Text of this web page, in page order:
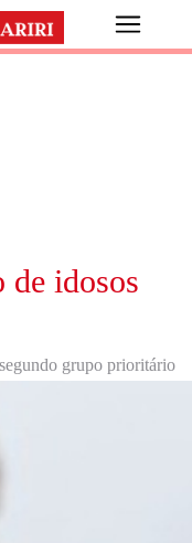
de idosos
grupo prioritário